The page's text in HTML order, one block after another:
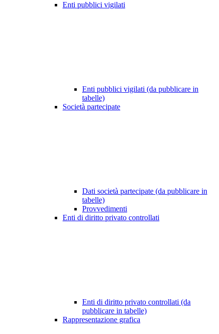
Enti pubblici vigilati
Enti pubblici vigilati (da pubblicare in
tabelle)
Società partecipate
Dati società partecipate (da pubblicare in
tabelle)
Provvedimenti
Enti di diritto privato controllati
Enti di diritto privato controllati (da
pubblicare in tabelle)
Rappresentazione grafica